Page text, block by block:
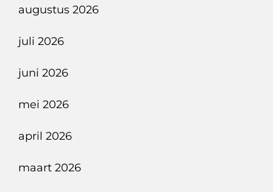
augustus 2026
juli 2026
juni 2026
mei 2026
april 2026
maart 2026